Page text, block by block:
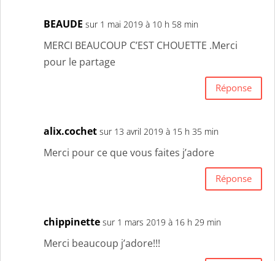
BEAUDE sur 1 mai 2019 à 10 h 58 min
MERCI BEAUCOUP C’EST CHOUETTE .Merci
pour le partage
Réponse
alix.cochet sur 13 avril 2019 à 15 h 35 min
Merci pour ce que vous faites j’adore
Réponse
chippinette sur 1 mars 2019 à 16 h 29 min
Merci beaucoup j’adore!!!